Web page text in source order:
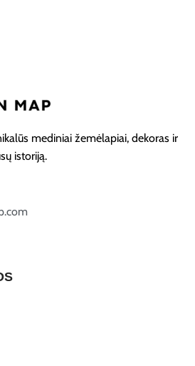
mediniai žemėlapiai, dekoras ir
istoriją.